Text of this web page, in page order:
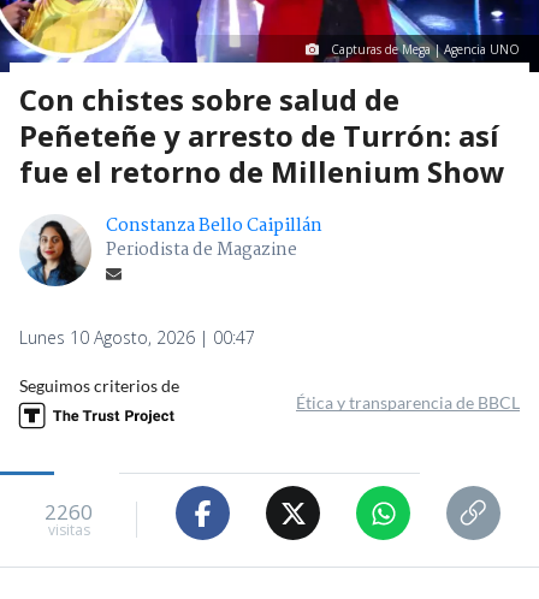
Capturas de Mega | Agencia UNO
Con chistes sobre salud de
Peñeteñe y arresto de Turrón: así
fue el retorno de Millenium Show
Constanza Bello Caipillán
Periodista de Magazine
Lunes 10 Agosto, 2026 | 00:47
Seguimos criterios de
Ética y transparencia de BBCL
2260
visitas